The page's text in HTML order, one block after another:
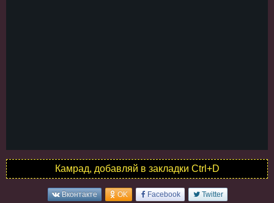
Камрад, добавляй в закладки Ctrl+D
Вконтакте OK Facebook Twitter